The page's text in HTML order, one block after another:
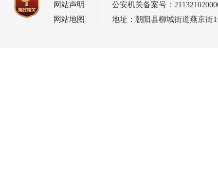
网站声明
网站地图
公安机关备案号：
地址：朝阳县柳城街道燕京街